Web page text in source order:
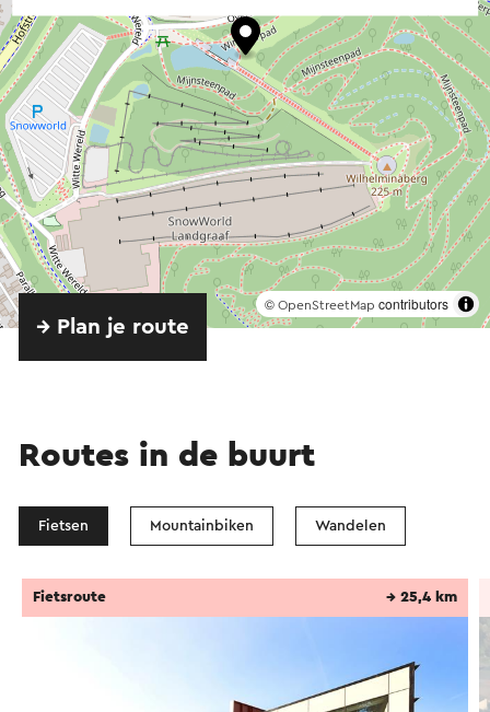
© OpenStreetMap contributors
→ Plan je route
Routes in de buurt
Fietsen Mountainbiken Wandelen
Fietsroute → 25,4 km